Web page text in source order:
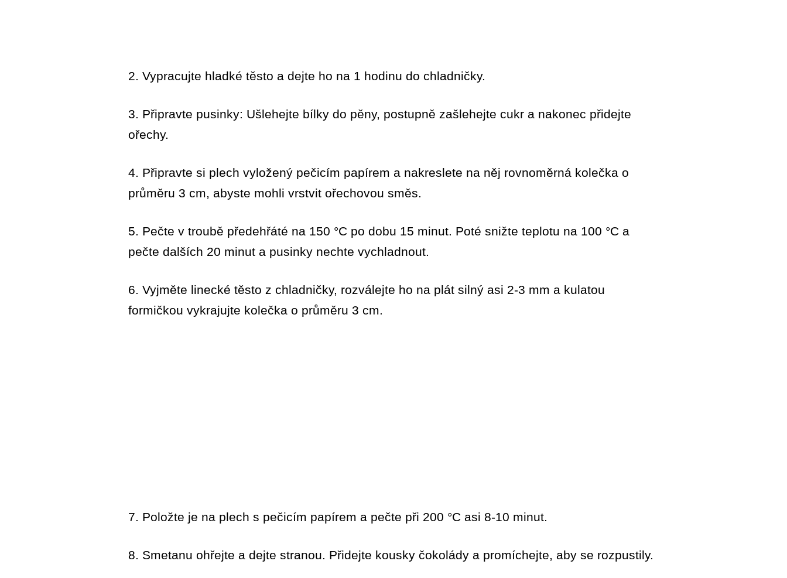
2. Vypracujte hladké těsto a dejte ho na 1 hodinu do chladničky.
3. Připravte pusinky: Ušlehejte bílky do pěny, postupně zašlehejte cukr a nakonec přidejte
ořechy.
4. Připravte si plech vyložený pečicím papírem a nakreslete na něj rovnoměrná kolečka o
průměru 3 cm, abyste mohli vrstvit ořechovou směs.
5. Pečte v troubě předehřáté na 150 °C po dobu 15 minut. Poté snižte teplotu na 100 °C a
pečte dalších 20 minut a pusinky nechte vychladnout.
6. Vyjměte linecké těsto z chladničky, rozválejte ho na plát silný asi 2-3 mm a kulatou
formičkou vykrajujte kolečka o průměru 3 cm.
7. Položte je na plech s pečicím papírem a pečte při 200 °C asi 8-10 minut.
8. Smetanu ohřejte a dejte stranou. Přidejte kousky čokolády a promíchejte, aby se rozpustily.